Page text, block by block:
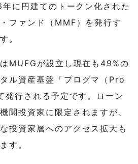
に円建てのトークン化された
ファンド（MMF）を発行す
。
MUFGが設立し現在も49%の
ル資産基盤「プログマ（Pro
行される予定です。ローン
関投資家に限定されますが、
投資家層へのアクセス拡大も
す。